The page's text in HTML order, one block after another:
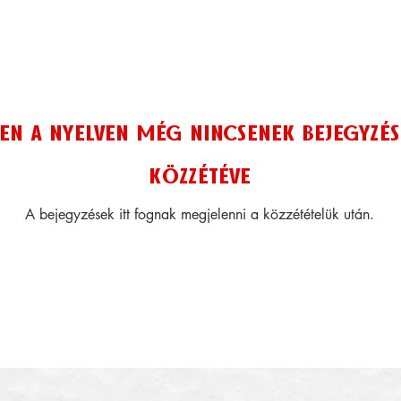
a nyelven még nincsenek
közzétéve
A bejegyzések itt fognak megjelenni a közzétételük után.